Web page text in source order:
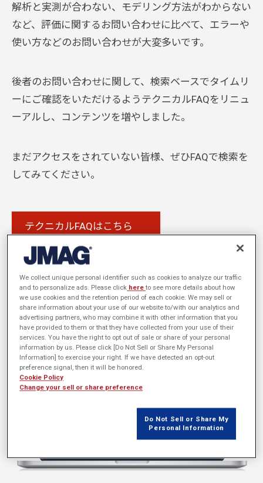
解析と実測が合わない、モデリング方法がわからない
など、評価に関するお問い合わせに比べて、エラーや
使い方などのお問い合わせが大変多いです。
後者のお問い合わせに関して、検索ベースでタイムリ
ーにご確認をいただけるようテクニカルFAQをリニュ
ーアルし、コンテンツを増やしました。
まだアクセスをされていない皆様、ぜひFAQで検索を
してみてください。
テクニカルFAQはこちら
We collect unique personal identifier such as cookies to analyze our traffic
and to personalize ads. Please click hereto see more details about how
we use cookies and the retention period of each cookie. We may sell or
share information about your use of our website to/with our analytics and
advertising partners, who may combine it with other information that you
have provided to them or that they have collected from your use of their
services. You have the right to opt out of sale or share of your personal
information by us. Please click [Do Not Sell or Share My Personal
Information] to exercise your right. If we have detected an opt-out
preference signal, then it will be honored.
Cookie Policy
Change your sell or share preference
Do Not Sell or Share My
Personal Information